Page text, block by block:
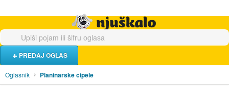
PREDAJ OGLAS
Oglasnik Planinarske cipele